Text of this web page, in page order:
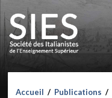
Accueil / Publications /